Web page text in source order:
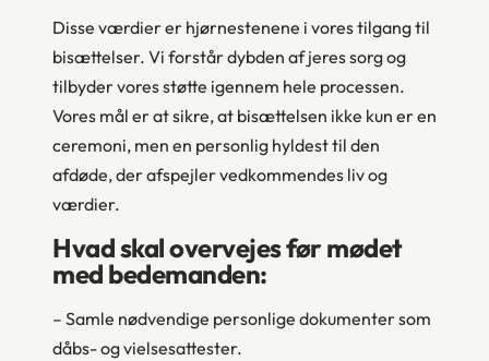
Disse værdier er hjørnestenene i vores tilgang til
bisættelser. Vi forstår dybden af jeres sorg og
tilbyder vores støtte igennem hele processen.
Vores mål er at sikre, at bisættelsen ikke kun er en
ceremoni, men en personlig hyldest til den
afdøde, der afspejler vedkommendes liv og
værdier.
Hvad skal overvejes før mødet
med bedemanden:
– Samle nødvendige personlige dokumenter som
dåbs- og vielsesattester.